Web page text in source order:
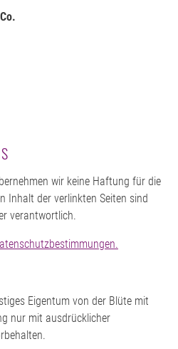
wir keine Haftung für die
Inhalt der verlinkten Seiten sind
verantwortlich.
Eigentum von der Blüte mit
nur mit ausdrücklicher